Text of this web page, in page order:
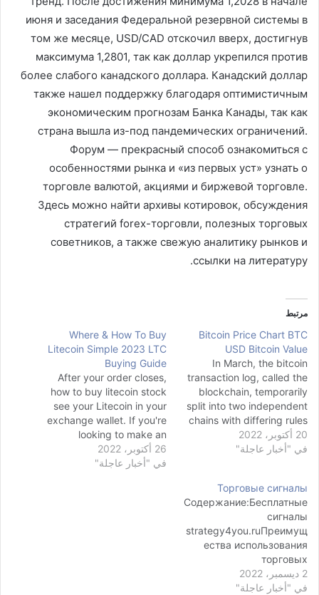
июня и заседания Федеральной резервной системы в
том же месяце, USD/CAD отскочил вверх, достигнув
максимума 1,2801, так как доллар укрепился против
более слабого канадского доллара. Канадский доллар
также нашел поддержку благодаря оптимистичным
экономическим прогнозам Банка Канады, так как
страна вышла из-под пандемических ограничений.
Форум — прекрасный способ ознакомиться с
особенностями рынка и «из первых уст» узнать о
торговле валютой, акциями и биржевой торговле.
Здесь можно найти архивы котировок, обсуждения
стратегий forex-торговли, полезных торговых
советников, а также свежую аналитику рынков и
ссылки на литературу.
مرتبط
Bitcoin Price Chart BTC
USD Bitcoin Value
In March, the bitcoin
transaction log, called the
blockchain, temporarily
split into two independent
chains with differing rules
on how transactions were
accepted. For six hours
each with its own version
of the transaction history.
The core developers called
for a temporary…
20 أكتوبر، 2022
في "أخبار عاجلة"
Where & How To Buy
Litecoin Simple 2023 LTC
Buying Guide
After your order closes,
how to buy litecoin stock
see your Litecoin in your
exchange wallet. If you're
looking to make an
account with a
cryptocurrency broker
26 أكتوبر، 2022
في "أخبار عاجلة"
Торговые сигналы
Содержание:Бесплатные
сигналы
strategy4you.ruПреимущ
ества использования
торговых
сигналовСигналы форекс
онлайнСигналы на
2 ديسمبر، 2022
في "أخبار عاجلة"